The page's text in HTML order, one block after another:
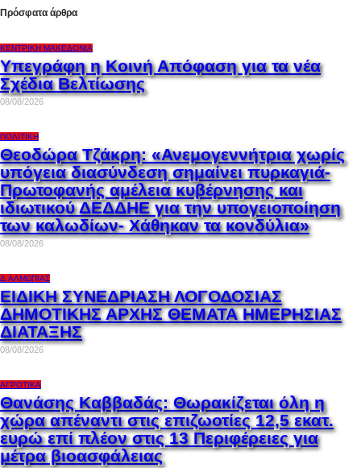
Πρόσφατα άρθρα
ΚΕΝΤΡΙΚΉ ΜΑΚΕΔΟΝΊΑ
Υπεγράφη η Κοινή Απόφαση για τα νέα
Σχέδια Βελτίωσης
08/08/2026
ΠΟΛΙΤΙΚΉ
Θεοδώρα Τζάκρη: «Ανεμογεννήτρια χωρίς
υπόγεια διασύνδεση σημαίνει πυρκαγιά-
Πρωτοφανής αμέλεια κυβέρνησης και
ιδιωτικού ΔΕΔΔΗΕ για την υπογειοποίηση
των καλωδίων- Χάθηκαν τα κονδύλια»
08/08/2026
Δ.ΑΛΜΩΠΊΑΣ
ΕΙΔΙΚΗ ΣΥΝΕΔΡΙΑΣΗ ΛΟΓΟΔΟΣΙΑΣ
ΔΗΜΟΤΙΚΗΣ ΑΡΧΗΣ ΘΕΜΑΤΑ ΗΜΕΡΗΣΙΑΣ
ΔΙΑΤΑΞΗΣ
08/08/2026
ΑΓΡΟΤΙΚΆ
Θανάσης Καββαδάς: Θωρακίζεται όλη η
χώρα απέναντι στις επιζωοτίες 12,5 εκατ.
ευρώ επί πλέον στις 13 Περιφέρειες για
μέτρα βιοασφάλειας